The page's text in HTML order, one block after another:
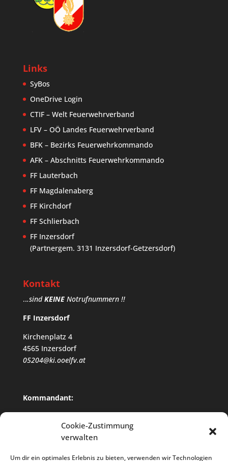
Cookie-Zustimmung
verwalten
Um dir ein optimales Erlebnis zu bieten, verwenden wir Technologien
Links
SyBos
OneDrive Login
CTIF – Welt Feuerwehrverband
LFV – OÖ Landes Feuerwehrverband
BFK – Bezirks Feuerwehrkommando
AFK – Abschnitts Feuerwehrkommando
FF Lauterbach
FF Magdalenaberg
FF Kirchdorf
FF Schlierbach
FF Inzersdorf
(Partnergem. 3131 Inzersdorf-Getzersdorf)
Kontakt
...sindKEINENotrufnummern !!
FF Inzersdorf
Kirchenplatz 4
4565 Inzersdorf
05204@ki.ooelfv.at
Kommandant:
+43 650 / 8221 063